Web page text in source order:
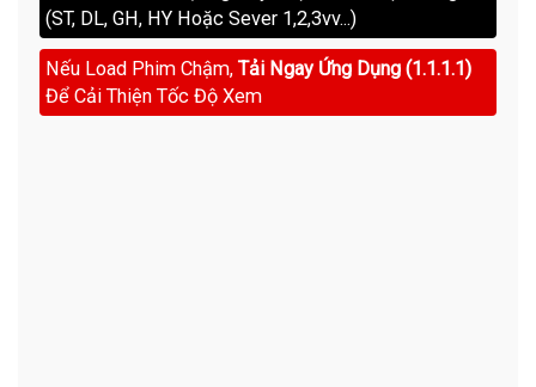
(ST, DL, GH, HY Hoặc Sever 1,2,3vv...)
Nếu Load Phim Chậm, Tải Ngay Ứng Dụng (1.1.1.1)
Để Cải Thiện Tốc Độ Xem